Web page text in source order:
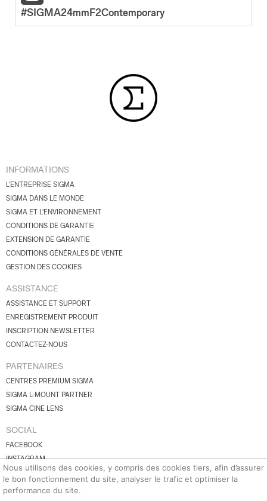
Nous utilisons des cookies, y compris des cookies tiers, afin d’assurer
le bon fonctionnement du site, analyser le trafic et optimiser la
performance du site.
#SIGMA24mmF2Contemporary
INFORMATIONS
L'ENTREPRISE SIGMA
SIGMA DANS LE MONDE
SIGMA ET L'ENVIRONNEMENT
CONDITIONS DE GARANTIE
EXTENSION DE GARANTIE
CONDITIONS GÉNÉRALES DE VENTE
GESTION DES COOKIES
ASSISTANCE
ASSISTANCE ET SUPPORT
ENREGISTREMENT PRODUIT
INSCRIPTION NEWSLETTER
CONTACTEZ-NOUS
PARTENAIRES
CENTRES PREMIUM SIGMA
SIGMA L-MOUNT PARTNER
SIGMA CINE LENS
SOCIAL
FACEBOOK
INSTAGRAM
YOUTUBE
BLUESKY